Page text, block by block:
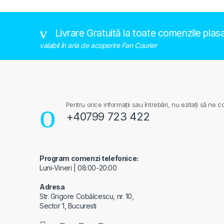
Livrare Gratuită la toate comenzile
valabil în aria de acoperire Fan Courier
Pentru orice informații sau întrebări, nu ezitați să ne
+40799 723 422
Program comenzi telefonice:
Luni-Vineri | 08:00-20:00
Adresa
Str. Grigore Cobălcescu, nr. 10,
Sector 1, Bucuresti